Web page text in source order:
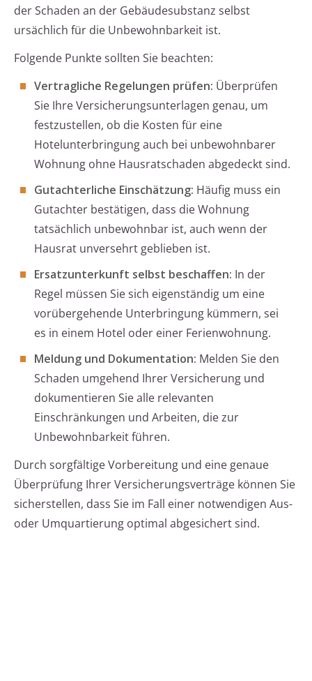
der Schaden an der Gebäudesubstanz selbst
ursächlich für die Unbewohnbarkeit ist.
Folgende Punkte sollten Sie beachten:
Vertragliche Regelungen prüfen: Überprüfen
Sie Ihre Versicherungsunterlagen genau, um
festzustellen, ob die Kosten für eine
Hotelunterbringung auch bei unbewohnbarer
Wohnung ohne Hausratschaden abgedeckt sind.
Gutachterliche Einschätzung: Häufig muss ein
Gutachter bestätigen, dass die Wohnung
tatsächlich unbewohnbar ist, auch wenn der
Hausrat unversehrt geblieben ist.
Ersatzunterkunft selbst beschaffen: In der
Regel müssen Sie sich eigenständig um eine
vorübergehende Unterbringung kümmern, sei
es in einem Hotel oder einer Ferienwohnung.
Meldung und Dokumentation: Melden Sie den
Schaden umgehend Ihrer Versicherung und
dokumentieren Sie alle relevanten
Einschränkungen und Arbeiten, die zur
Unbewohnbarkeit führen.
Durch sorgfältige Vorbereitung und eine genaue
Überprüfung Ihrer Versicherungsverträge können Sie
sicherstellen, dass Sie im Fall einer notwendigen Aus-
oder Umquartierung optimal abgesichert sind.